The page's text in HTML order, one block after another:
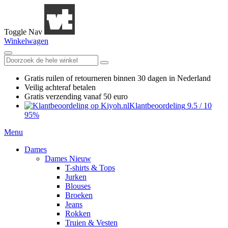
Toggle Nav
Winkelwagen
Gratis ruilen of retourneren binnen 30 dagen in Nederland
Veilig achteraf betalen
Gratis verzending vanaf 50 euro
Klantbeoordeling 9.5 / 10
95%
Menu
Dames
Dames Nieuw
T-shirts & Tops
Jurken
Blouses
Broeken
Jeans
Rokken
Truien & Vesten